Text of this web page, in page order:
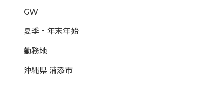
GW
夏季・年末年始
勤務地
沖縄県 浦添市